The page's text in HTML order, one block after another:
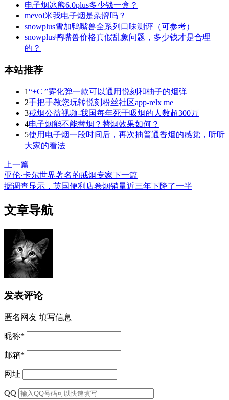
电子烟冰熊6.0plus多少钱一盒？
mevol米我电子烟是杂牌吗？
snowplus雪加鸭嘴兽全系列口味测评（可参考）
snowplus鸭嘴兽价格真假乱象问题，多少钱才是合理
的？
本站推荐
1“+C ”雾化弹一款可以通用悦刻和柚子的烟弹
2手把手教您玩转悦刻粉丝社区app-relx me
3戒烟公益视频-我国每年死于吸烟的人数超300万
4电子烟能不能替烟？替烟效果如何？
5使用电子烟一段时间后，再次抽普通香烟的感觉，听听
大家的看法
上一篇
亚伦·卡尔世界著名的戒烟专家下一篇
据调查显示，英国便利店卷烟销量近三年下降了一半
文章导航
发表评论
匿名网友 填写信息
昵称*
邮箱*
网址
QQ